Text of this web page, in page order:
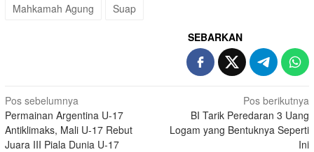
Mahkamah Agung
Suap
SEBARKAN
Navigasi
pos
Pos sebelumnya
Permainan Argentina U-17
Antiklimaks, Mali U-17 Rebut
Juara III Piala Dunia U-17
Pos berikutnya
BI Tarik Peredaran 3 Uang
Logam yang Bentuknya Seperti
Ini